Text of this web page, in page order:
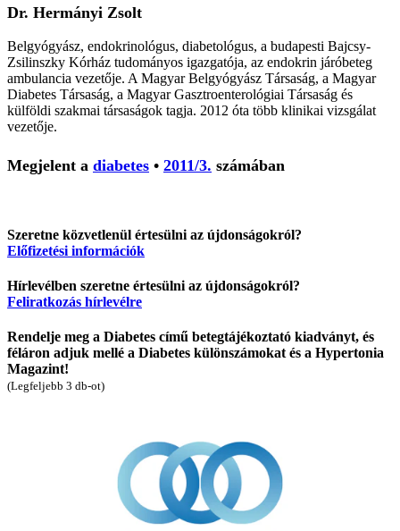
Dr. Hermányi Zsolt
Belgyógyász, endokrinológus, diabetológus, a budapesti Bajcsy-
Zsilinszky Kórház tudományos igazgatója, az endokrin járóbeteg
ambulancia vezetője. A Magyar Belgyógyász Társaság, a Magyar
Diabetes Társaság, a Magyar Gasztroenterológiai Társaság és
külföldi szakmai társaságok tagja. 2012 óta több klinikai vizsgálat
vezetője.
Megjelent a diabetes • 2011/3. számában
Szeretne közvetlenül értesülni az újdonságokról?
Előfizetési információk
Hírlevélben szeretne értesülni az újdonságokról?
Feliratkozás hírlevélre
Rendelje meg a Diabetes című betegtájékoztató kiadványt, és
féláron adjuk mellé a Diabetes különszámokat és a Hypertonia
Magazint!
(Legfeljebb 3 db-ot)